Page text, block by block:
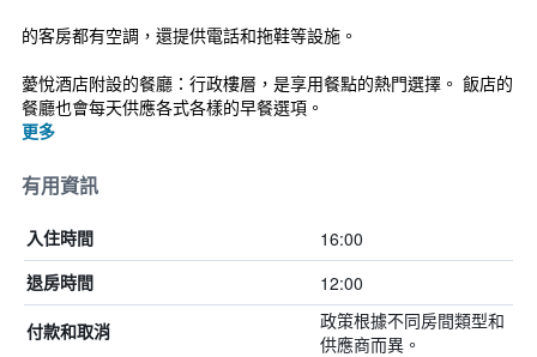
的客房都有空調，還提供電話和拖鞋等設施。
薆悅酒店附設的餐廳：行政樓層，是享用餐點的熱門選擇。 飯店的
餐廳也會每天供應各式各樣的早餐選項。
更多
有用資訊
入住時間 16:00
退房時間 12:00
付款和取消
政策根據不同房間類型和
供應商而異。